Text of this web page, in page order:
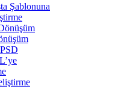
Şablonuna